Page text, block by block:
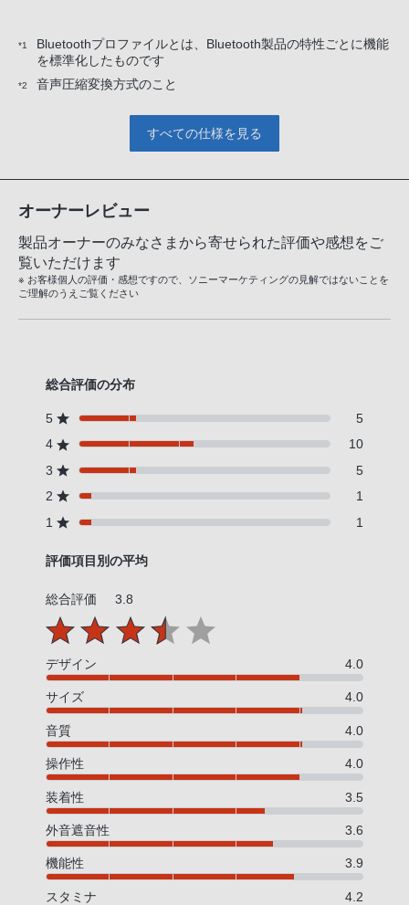
*1
Bluetoothプロファイルとは、Bluetooth製品の特性ごとに機能
を標準化したものです
*2 音声圧縮変換方式のこと
すべての仕様を見る
オーナーレビュー
製品オーナーのみなさまから寄せられた評価や感想をご
覧いただけます
※ お客様個人の評価・感想ですので、ソニーマーケティングの見解ではないことを
ご理解のうえご覧ください
総合評価の分布
5
5
4
10
3
5
2
1
1
1
評価項目別の平均
総合評価 3.8
デザイン 4.0
サイズ 4.0
音質 4.0
操作性 4.0
装着性 3.5
外音遮音性 3.6
機能性 3.9
スタミナ 4.2